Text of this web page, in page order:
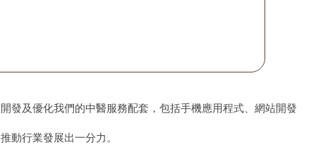
發及優化我們的中醫服務配套，包括手機應用程式、網站開發
動行業發展出一分力。